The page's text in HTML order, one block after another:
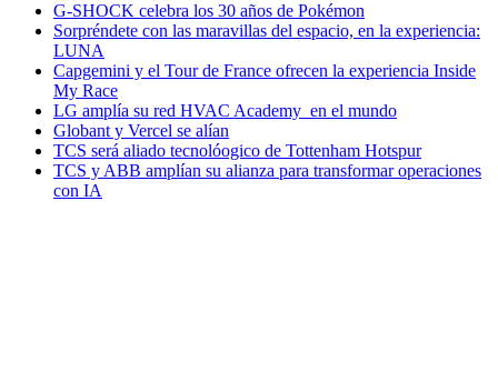
G-SHOCK celebra los 30 años de Pokémon
Sorpréndete con las maravillas del espacio, en la experiencia:
LUNA
Capgemini y el Tour de France ofrecen la experiencia Inside
My Race
LG amplía su red HVAC Academy en el mundo
Globant y Vercel se alían
TCS será aliado tecnolóogico de Tottenham Hotspur
TCS y ABB amplían su alianza para transformar operaciones
con IA